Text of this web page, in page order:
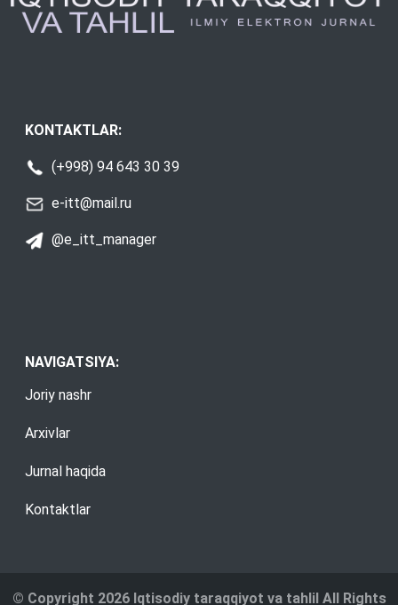
KONTAKTLAR:
(+998) 94 643 30 39
e-itt@mail.ru
@e_itt_manager
NAVIGATSIYA:
Joriy nashr
Arxivlar
Jurnal haqida
Kontaktlar
© Copyright 2026 Iqtisodiy taraqqiyot va tahlil All Rights